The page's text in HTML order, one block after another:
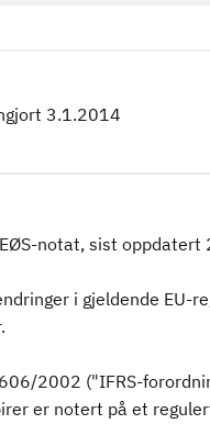
3.1.2014
notat, sist oppdatert
i gjeldende EU-
2002 ("IFRS-
er notert på et